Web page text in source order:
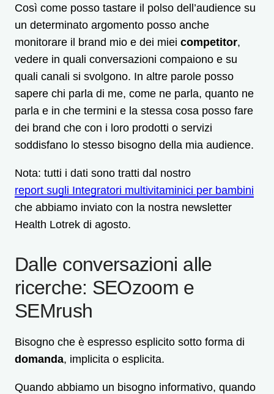
Così come posso tastare il polso dell’audience su
un determinato argomento posso anche
monitorare il brand mio e dei miei competitor,
vedere in quali conversazioni compaiono e su
quali canali si svolgono. In altre parole posso
sapere chi parla di me, come ne parla, quanto ne
parla e in che termini e la stessa cosa posso fare
dei brand che con i loro prodotti o servizi
soddisfano lo stesso bisogno della mia audience.
Nota: tutti i dati sono tratti dal nostro
report sugli Integratori multivitaminici per bambini
che abbiamo inviato con la nostra newsletter
Health Lotrek di agosto.
Dalle conversazioni alle
ricerche: SEOzoom e
SEMrush
Bisogno che è espresso esplicito sotto forma di
domanda, implicita o esplicita.
Quando abbiamo un bisogno informativo, quando